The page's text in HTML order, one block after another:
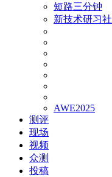
短路三分钟
新技术研习社
AWE2025
测评
现场
视频
众测
投稿